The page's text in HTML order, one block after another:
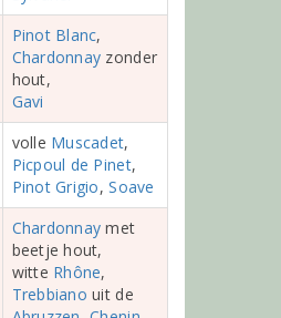
Pinot Blanc,
Chardonnay zonder
hout,
Gavi
volle Muscadet,
Picpoul de Pinet,
Pinot Grigio,Soave
Chardonnay met
beetje hout,
witte Rhône,
Trebbiano uit de